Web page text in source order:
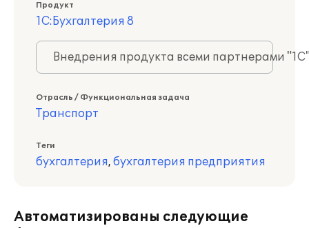
Продукт
1С:Бухгалтерия 8
Внедрения продукта всеми партнерами
Отрасль / Функциональная задача
Транспорт
Теги
бухгалтерия, бухгалтерия предприятия
Автоматизированы следующие